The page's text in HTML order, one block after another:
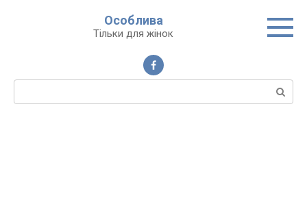
Особлива
Тільки для жінок
Пошук: